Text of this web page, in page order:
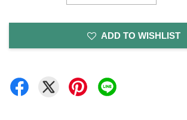
ADD TO WISHLIST